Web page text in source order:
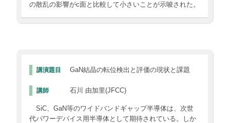
の散乱の影響がc面と比較して小さいことが示唆された。
講演題目 GaN結晶の転位検出と評価の現状と課題
講師 石川 由加里(JFCC)
SiC、GaN等のワイドバンドギャップ半導体は、次世
代パワーデバイス用半導体として期待されている。しか